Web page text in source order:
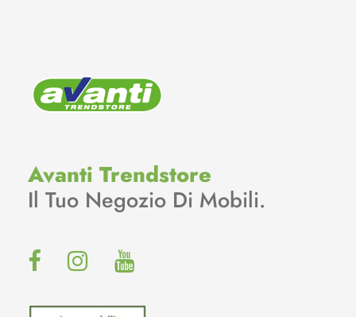
Avanti Trendstore
Il Tuo Negozio Di Mobili.